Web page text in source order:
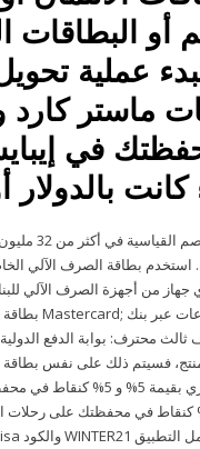
أو البطاقات
عملية
ماستر كارد
في
تسوق مع بطاقة
استخدم بطاقة الصرف الآلي
من أجهزة الصرف الآلي
فسيتم ذلك على نفس بطاقة
استمتع بخصم فوري بقيمة 5% و
إلى 5% كنقاط في محفظتك على